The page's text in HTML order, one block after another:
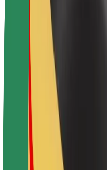
Bloq
Xəbər otağı
Brend təlimatları
Missiya
İnvestorlarla əlaqələr
Rəhbərlik
Brend
Media
Urban Fondu
Təhlükəsizlik